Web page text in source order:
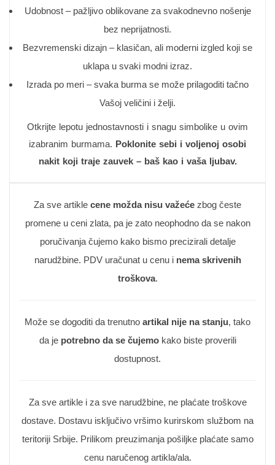
Udobnost – pažljivo oblikovane za svakodnevno nošenje
bez neprijatnosti.
Bezvremenski dizajn – klasičan, ali moderni izgled koji se
uklapa u svaki modni izraz.
Izrada po meri – svaka burma se može prilagoditi tačno
Vašoj veličini i želji.
Otkrijte lepotu jednostavnosti i snagu simbolike u ovim
izabranim burmama. Poklonite sebi i voljenoj osobi
nakit koji traje zauvek – baš kao i vaša ljubav.
Za sve artikle cene možda nisu važeće zbog česte
promene u ceni zlata, pa je zato neophodno da se nakon
poručivanja čujemo kako bismo precizirali detalje
narudžbine. PDV uračunat u cenu i nema skrivenih
troškova.
Može se dogoditi da trenutno artikal nije na stanju, tako
da je potrebno da se čujemokako biste proverili
dostupnost.
Za sve artikle i za sve narudžbine, ne plaćate troškove
dostave. Dostavu isključivo vršimo kurirskom službom na
teritoriji Srbije. Prilikom preuzimanja pošiljke plaćate samo
cenu naručenog artikla/ala.